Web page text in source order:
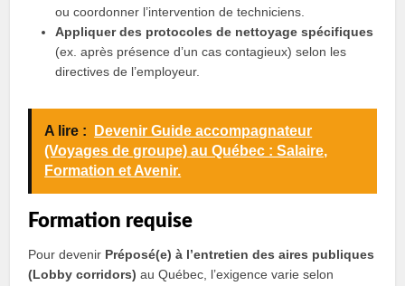
ou coordonner l’intervention de techniciens.
Appliquer des protocoles de nettoyage spécifiques
(ex. après présence d’un cas contagieux) selon les
directives de l’employeur.
A lire :
Devenir Guide accompagnateur
(Voyages de groupe) au Québec : Salaire,
Formation et Avenir.
Formation requise
Pour devenir Préposé(e) à lʼentretien des aires publiques
(Lobby corridors) au Québec, l’exigence varie selon